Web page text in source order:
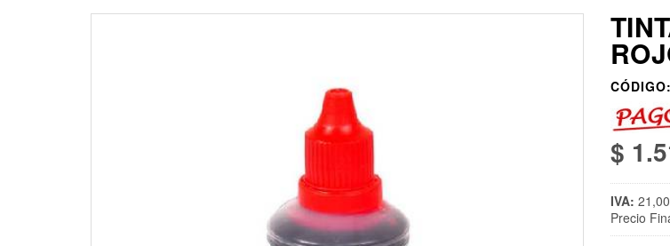
CÓDIGO:
$
IVA:
Precio